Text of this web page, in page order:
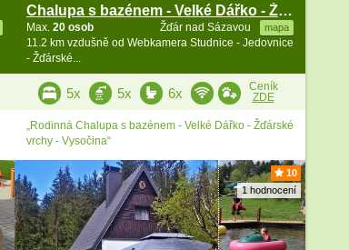
Chalupa s bazénem - Velké Dářko - Žďárské vrchy
Žďár nad Sázavou mapa
Max. 20 osob
11.2 km vzdušně od Webkamera Studnice - Jedovnice
- Žďárské...
5x 5x 6x
Ceník
ZDE
„Rodinná Chalupa s bazénem - Velké Dářko - Žďárské
vrchy - Vysočina“
10
1 hodnocení